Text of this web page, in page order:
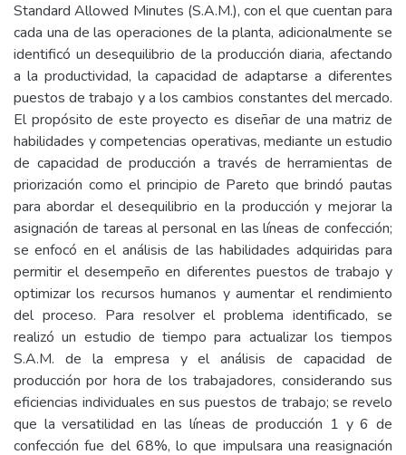
Standard Allowed Minutes (S.A.M.), con el que cuentan para
cada una de las operaciones de la planta, adicionalmente se
identificó un desequilibrio de la producción diaria, afectando
a la productividad, la capacidad de adaptarse a diferentes
puestos de trabajo y a los cambios constantes del mercado.
El propósito de este proyecto es diseñar de una matriz de
habilidades y competencias operativas, mediante un estudio
de capacidad de producción a través de herramientas de
priorización como el principio de Pareto que brindó pautas
para abordar el desequilibrio en la producción y mejorar la
asignación de tareas al personal en las líneas de confección;
se enfocó en el análisis de las habilidades adquiridas para
permitir el desempeño en diferentes puestos de trabajo y
optimizar los recursos humanos y aumentar el rendimiento
del proceso. Para resolver el problema identificado, se
realizó un estudio de tiempo para actualizar los tiempos
S.A.M. de la empresa y el análisis de capacidad de
producción por hora de los trabajadores, considerando sus
eficiencias individuales en sus puestos de trabajo; se revelo
que la versatilidad en las líneas de producción 1 y 6 de
confección fue del 68%, lo que impulsara una reasignación